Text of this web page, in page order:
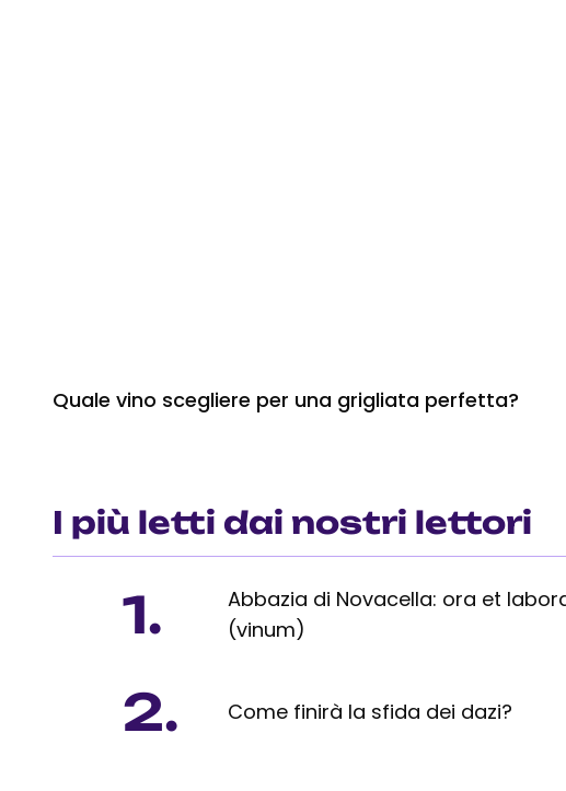
Quale vino scegliere per una grigliata perfetta?
I più letti dai nostri lettori
1.
Abbazia di Novacella: ora et
(vinum)
2. Come finirà la sfida dei dazi?